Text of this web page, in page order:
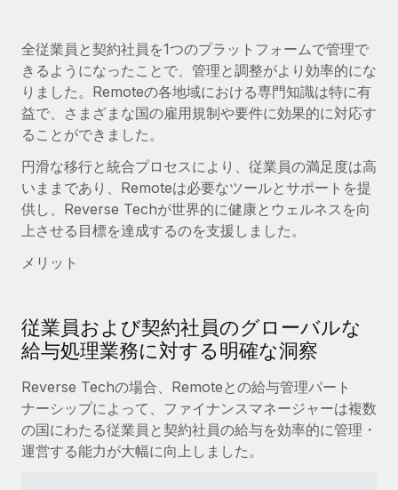
全従業員と契約社員を1つのプラットフォームで管理で
きるようになったことで、管理と調整がより効率的にな
りました。Remoteの各地域における専門知識は特に有
益で、さまざまな国の雇用規制や要件に効果的に対応す
ることができました。
円滑な移行と統合プロセスにより、従業員の満足度は高
いままであり、Remoteは必要なツールとサポートを提
供し、Reverse Techが世界的に健康とウェルネスを向
上させる目標を達成するのを支援しました。
メリット
従業員および契約社員のグローバルな
給与処理業務に対する明確な洞察
Reverse Techの場合、Remoteとの給与管理パート
ナーシップによって、ファイナンスマネージャーは複数
の国にわたる従業員と契約社員の給与を効率的に管理・
運営する能力が大幅に向上しました。